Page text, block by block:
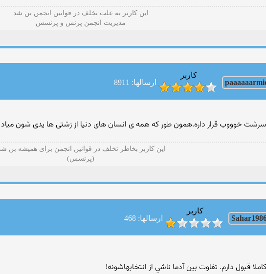
این كاربر به علت تخلف در قوانین انجمن بن شد
مدیریت انجمن پرنس و پرنسس
کاربر
ارسالها: 8911
خوووب قرار داره.همون طور که همه ی انسان های دنیا از زشتی ها یدی شون میاد
این کاربر بخاطر تخلف در قوانین انجمن برای همیشه بن
(پرنسس)
کاربر
ارسالها: 468
قبول دارم. تفاوت بين آدما ناشي از انتخابهاشونه!